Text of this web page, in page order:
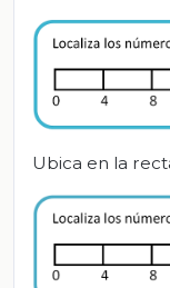
Ubica en la